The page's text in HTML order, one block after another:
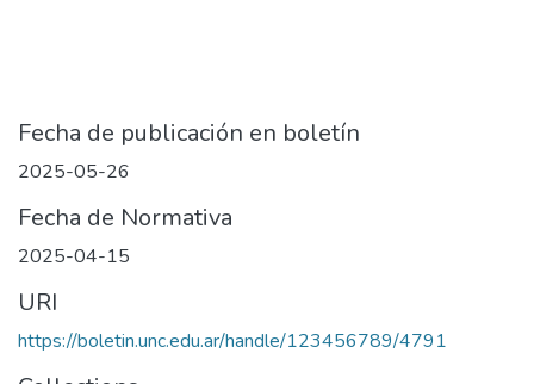
Fecha de publicación en boletín
2025-05-26
Fecha de Normativa
2025-04-15
URI
https://boletin.unc.edu.ar/handle/123456789/4791